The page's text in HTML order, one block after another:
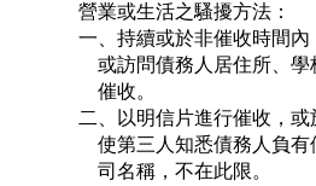
營業或生活之騷擾方法：
一、持續或於非催收時間
或訪問債務人居住所、
    催收。
二、以明信片進行催收，
使第三人知悉債務人負
    司名稱，不在此限。